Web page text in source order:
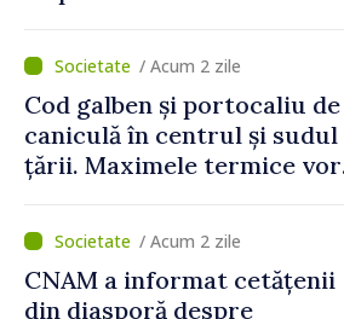
/ Acum 2 zile
Cod galben și portocaliu de
caniculă în centrul și sudul
țării. Maximele termice vor
/ Acum 2 zile
CNAM a informat cetățenii
din diasporă despre